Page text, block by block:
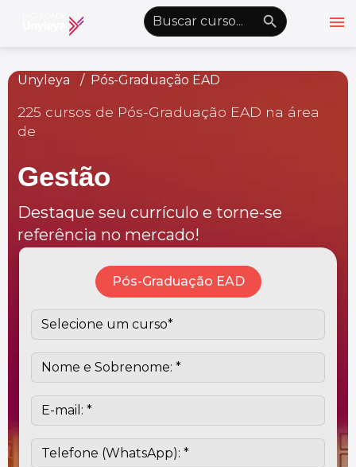
menu
Graduação EAD
Atualização Profissional
Conheça a Unyleyakeyboard_arrow_down
Alianças Acadêmicas
keyboard_arrow_down
UnyVantagens
personÁrea do Aluno schoolQuero ser Aluno
Unyleya Pós-Graduação EAD
225 cursos de Pós-Graduação EAD na área
de
Gestão
Destaque seu currículo e torne-se
referência no mercado!
Pós-Graduação EAD